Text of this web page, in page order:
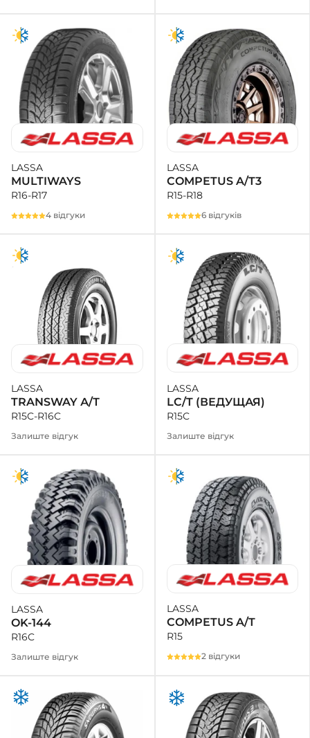
LASSA
MULTIWAYS
R16-R17
4 відгуки
LASSA
COMPETUS A/T3
R15-R18
6 відгуків
LASSA
TRANSWAY А/Т
R15C-R16C
Залиште відгук
LASSA
LC/T (ВЕДУЩАЯ)
R15C
Залиште відгук
LASSA
OK-144
R16C
Залиште відгук
LASSA
COMPETUS A/T
R15
2 відгуки